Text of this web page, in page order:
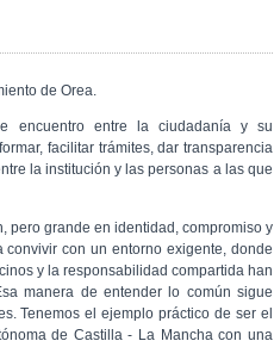
de Orea.
encuentro entre la ciudadanía y su
facilitar trámites, dar transparencia
la institución y las personas a las que
pero grande en identidad, compromiso y
con un entorno exigente, donde
y la responsabilidad compartida han
manera de entender lo común sigue
Tenemos el ejemplo práctico de ser el
de Castilla - La Mancha con una